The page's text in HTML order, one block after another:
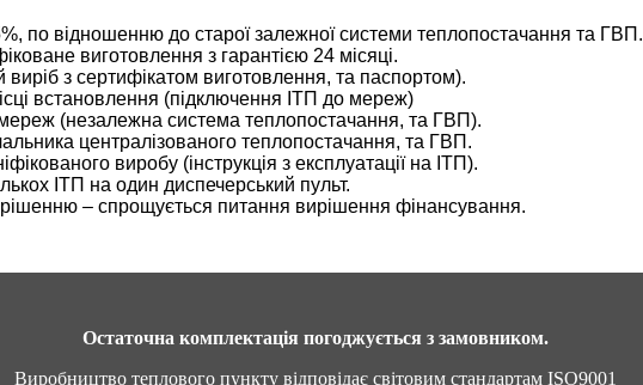
по відношенню до старої залежної системи теплопостачання та ГВП.
виготовлення з гарантією 24 місяці.
з сертифікатом виготовлення, та паспортом).
встановлення (підключення ІТП до мереж)
(незалежна система теплопостачання, та ГВП).
централізованого теплопостачання, та ГВП.
виробу (інструкція з експлуатації на ІТП).
ІТП на один диспечерський пульт.
– спрощується питання вирішення фінансування.
Остаточна комплектація погоджується з замовником.
Виробництво теплового пункту відповідає світовим стандартам ISO9001